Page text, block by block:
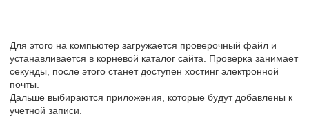
Для этого на компьютер загружается проверочный файл и
устанавливается в корневой каталог сайта. Проверка занимает
секунды, после этого станет доступен хостинг электронной
почты.
Дальше выбираются приложения, которые будут добавлены к
учетной записи.